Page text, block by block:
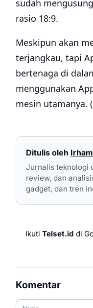
sudah
rasio 18:9.
Meskipun akan
terjangkau, tapi
bertenaga di
menggunakan
mesin utamanya.
Ditulis oleh Irham
Jurnalis teknologi
review, dan
gadget, dan tren
Ikuti Telset.id di
Komentar